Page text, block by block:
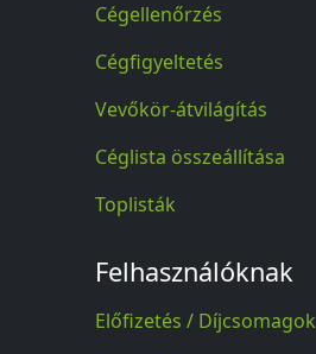
Cégellenőrzés
Cégfigyeltetés
Vevőkör-átvilágítás
Céglista összeállítása
Toplisták
Felhasználóknak
Előfizetés / Díjcsomagok